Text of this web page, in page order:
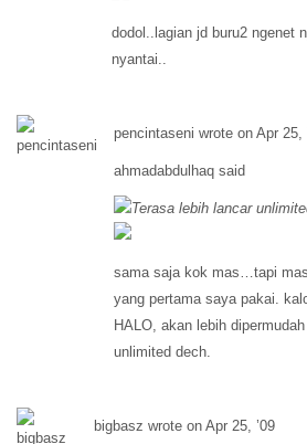
dodol..lagian jd buru2 ngenet
nyantai..
pencintaseni wrote on Apr 25,
ahmadabdulhaq said
Terasa lebih lancar
sama saja kok mas…tapi
yang pertama saya pakai.
HALO, akan lebih
unlimited dech.
bigbasz wrote on Apr 25, ’09